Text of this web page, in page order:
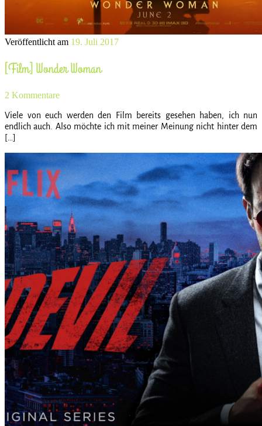
Veröffentlicht am 19. Juli 2017
[Film] Wonder Woman
2 Kommentare
Viele von euch werden den Film bereits gesehen haben, ich nun
endlich auch. Also möchte ich mit meiner Meinung nicht hinter dem
[…]